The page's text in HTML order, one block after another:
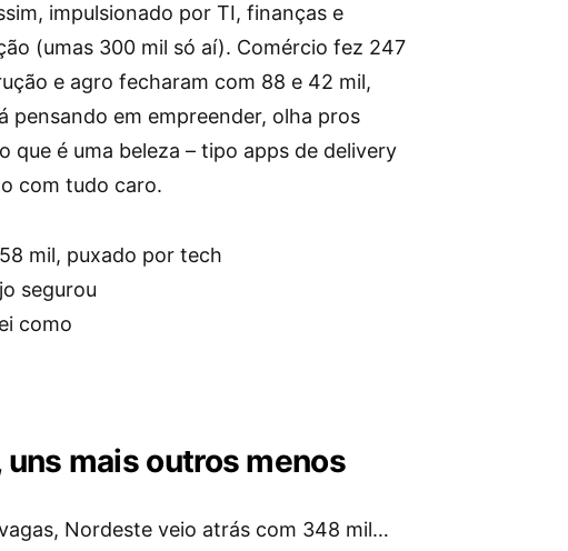
impulsionado por TI, finanças e
(umas 300 mil só aí). Comércio fez 247
e agro fecharam com 88 e 42 mil,
pensando em empreender, olha pros
que é uma beleza – tipo apps de delivery
com tudo caro.
mil, puxado por tech
segurou
como
mais outros menos
Nordeste veio atrás com 348 mil…